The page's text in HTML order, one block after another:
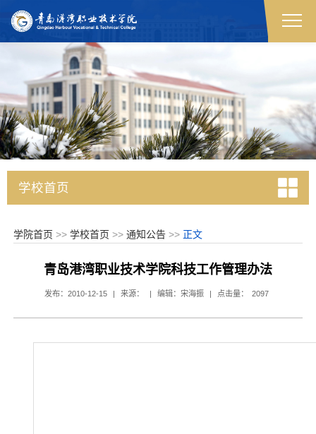
学校首页
学院首页 >> 学校首页 >> 通知公告>> 正文
青岛港湾职业技术学院科技工作管理办法
发布：2010-12-15 | 来源： | 编辑：宋海振 | 点击量： 2097